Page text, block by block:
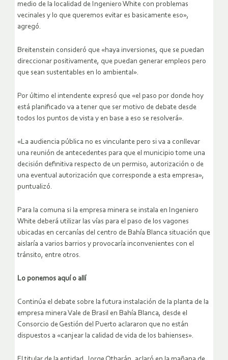
medio de la localidad de Ingeniero White con problemas
vecinales y lo que queremos evitar es basicamente eso»,
agregó.
Breitenstein consideró que «haya inversiones, que se puedan
direccionar positivamente, que puedan generar empleos pero
que sean sustentables en lo ambiental».
Por último el intendente expresó que «el paso por donde hoy
está planificado va a tener que ser motivo de debate desde
todos los puntos de vista y en base a eso se resolverá».
«La audiencia pública no es vinculante pero si va a conllevar
una reunión de antecedentes para que el municipio tome una
decisión definitiva respecto de un permiso, autorización o de
una eventual autorización que corresponde a esta empresa»,
puntualizó.
Para la comuna si la empresa minera se instala en Ingeniero
White deberá utilizar las vías para el paso de los vagones
ubicadas en cercanías del centro de Bahía Blanca situación que
aislaría a varios barrios y provocaría inconvenientes con el
tránsito, entre otros.
Lo ponemos aquí o allí
Continúa el debate sobre la futura instalación de la planta de la
empresa minera Vale de Brasil en Bahía Blanca, desde el
Consorcio de Gestión del Puerto aclararon que no están
dispuestos a «canjear la calidad de vida de los bahienses».